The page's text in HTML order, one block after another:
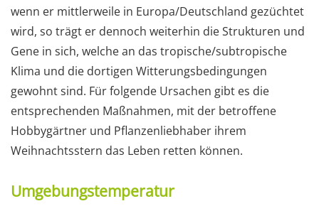
wenn er mittlerweile in Europa/Deutschland gezüchtet
wird, so trägt er dennoch weiterhin die Strukturen und
Gene in sich, welche an das tropische/subtropische
Klima und die dortigen Witterungsbedingungen
gewohnt sind. Für folgende Ursachen gibt es die
entsprechenden Maßnahmen, mit der betroffene
Hobbygärtner und Pflanzenliebhaber ihrem
Weihnachtsstern das Leben retten können.
Umgebungstemperatur